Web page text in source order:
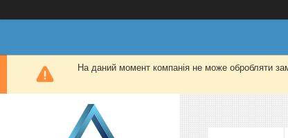
На даний момент компанія не може обробляти